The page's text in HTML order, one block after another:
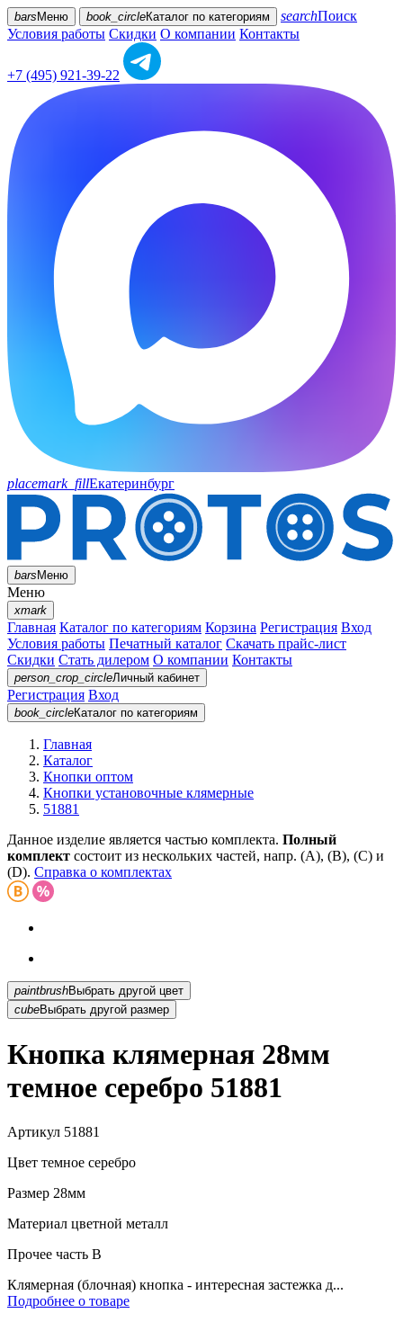
bars Меню book_circleКаталог по категориям searchПоиск
Условия работы Скидки О компании Контакты
+7 (495) 921-39-22
placemark_fillЕкатеринбург
barsМеню
Меню
xmark
Главная Каталог по категориям Корзина Регистрация Вход
Условия работы Печатный каталог Скачать прайс-лист
Скидки Стать дилером О компании Контакты
person_crop_circleЛичный кабинет
Регистрация Вход
book_circleКаталог по категориям
Главная
Каталог
Кнопки оптом
Кнопки установочные клямерные
51881
Данное изделие является частью комплекта. Полный
комплект состоит из нескольких частей, напр. (А), (B), (С) и
(D). Справка о комплектах
paintbrush
Выбрать другой цвет
cubeВыбрать другой размер
Кнопка клямерная 28мм
темное серебро 51881
Артикул 51881
Цвет темное серебро
Размер 28мм
Материал цветной металл
Прочее часть B
Клямерная (блочная) кнопка - интересная застежка д...
Подробнее о товаре